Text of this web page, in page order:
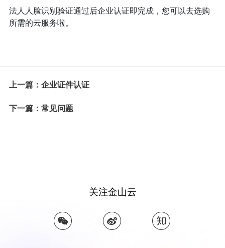
法人人脸识别验证通过后企业认证即完成，您可以去选购
所需的云服务啦。
上一篇：企业证件认证
下一篇：常见问题
关注金山云